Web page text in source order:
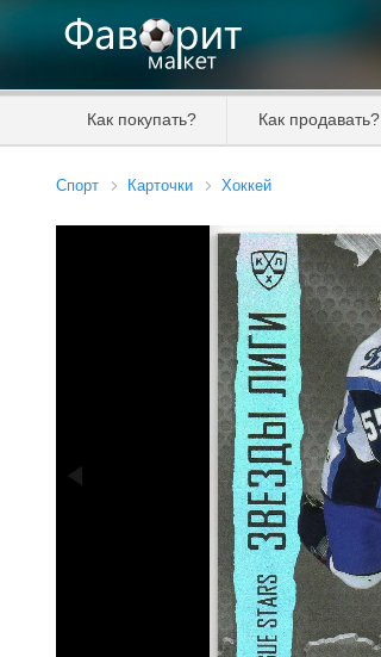
Как покупать? Как продавать?
Спорт Карточки Хоккей